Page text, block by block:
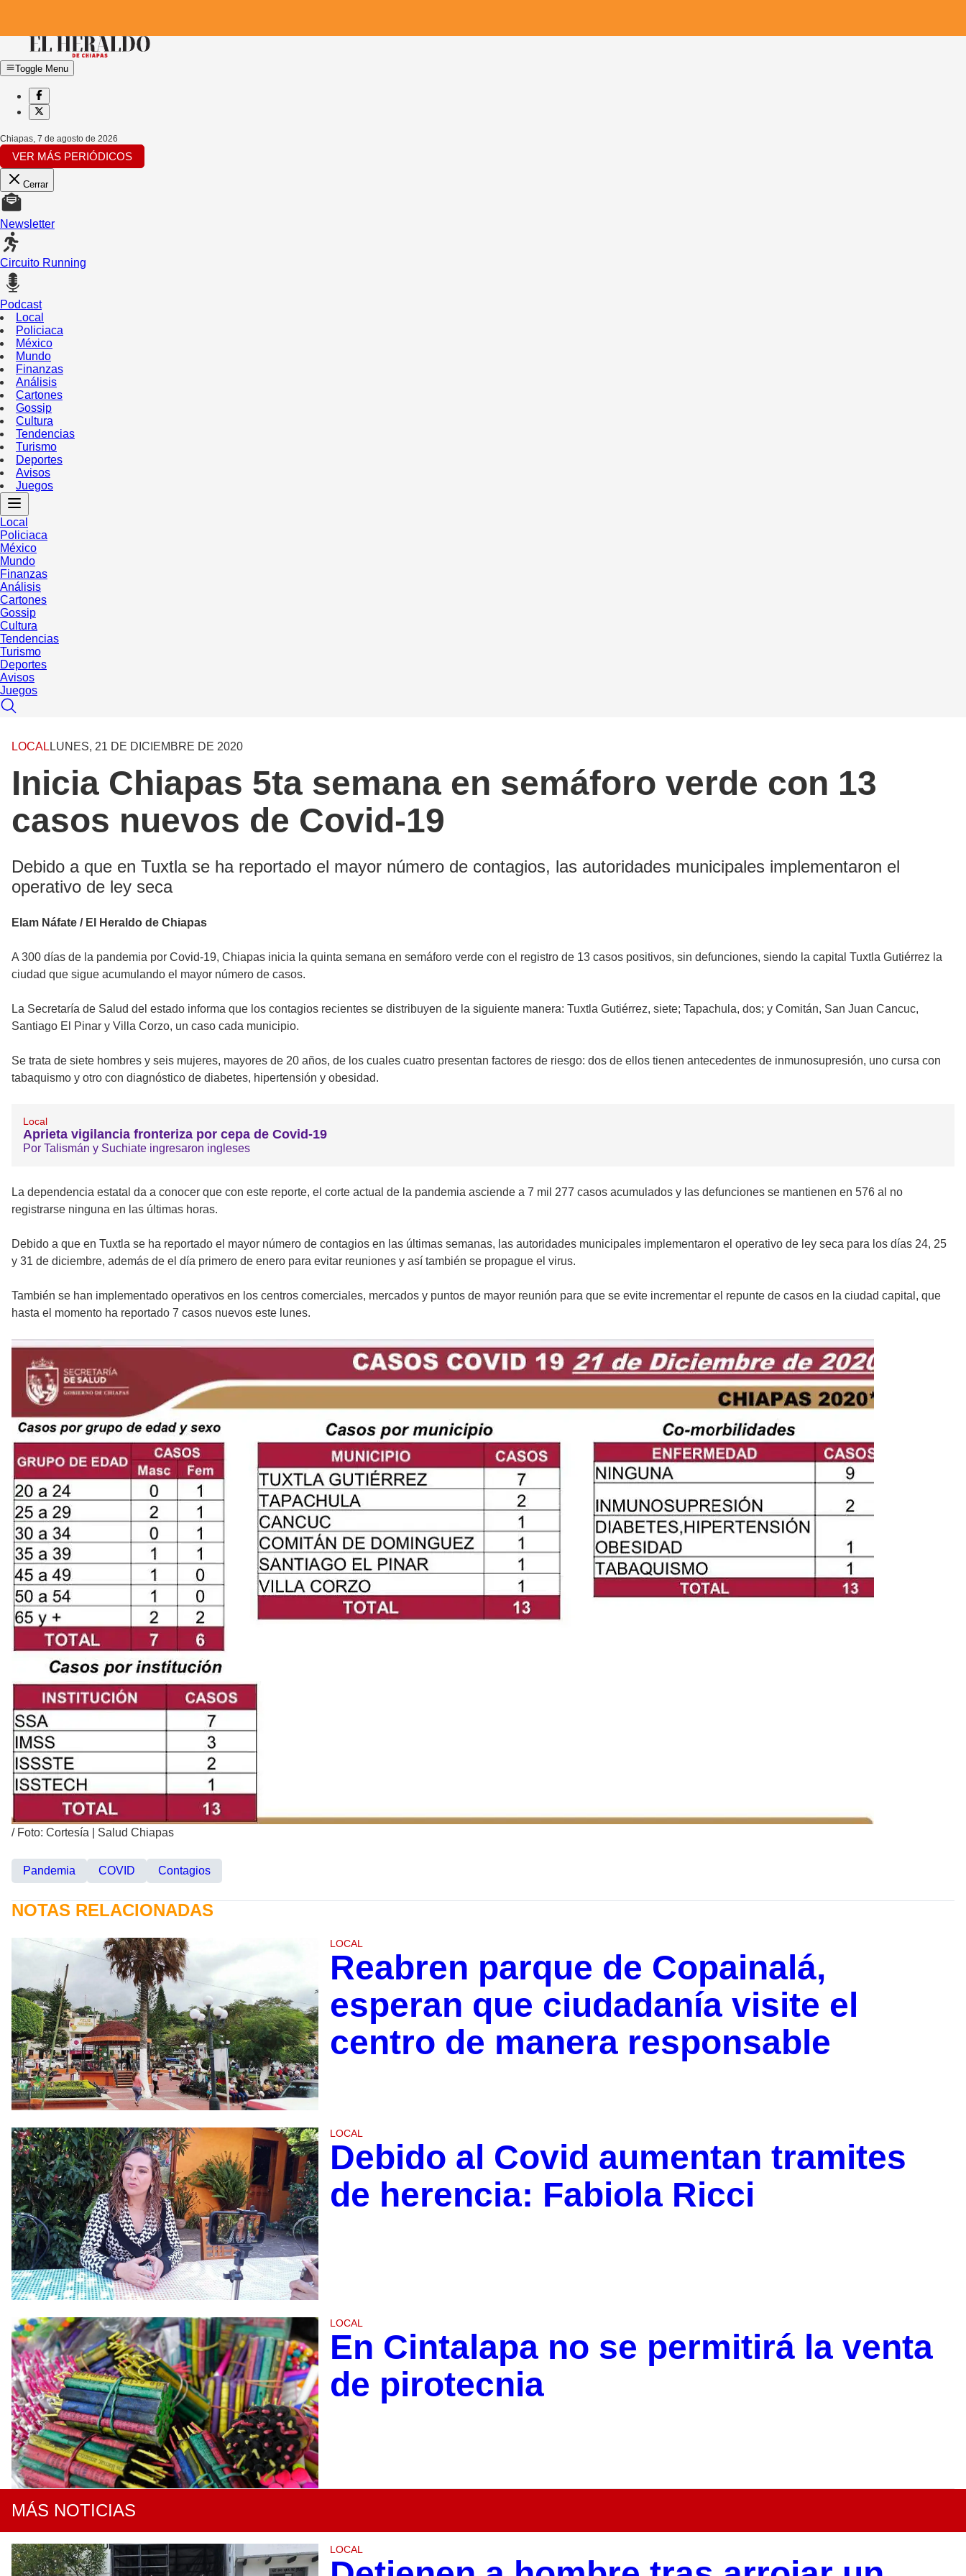
Toggle Menu
Chiapas, 7 de agosto de 2026
VER MÁS PERIÓDICOS
Cerrar
Newsletter
Circuito Running
Podcast
Local
Policiaca
México
Mundo
Finanzas
Análisis
Cartones
Gossip
Cultura
Tendencias
Turismo
Deportes
Avisos
Juegos
Local
Policiaca
México
Mundo
Finanzas
Análisis
Cartones
Gossip
Cultura
Tendencias
Turismo
Deportes
Avisos
Juegos
LOCAL LUNES, 21 DE DICIEMBRE DE 2020
Inicia Chiapas 5ta semana en semáforo verde con 13
casos nuevos de Covid-19
Debido a que en Tuxtla se ha reportado el mayor número de contagios, las autoridades municipales implementaron el
operativo de ley seca
Elam Náfate / El Heraldo de Chiapas
A 300 días de la pandemia por Covid-19, Chiapas inicia la quinta semana en semáforo verde con el registro de 13 casos positivos, sin defunciones, siendo la capital Tuxtla Gutiérrez la
ciudad que sigue acumulando el mayor número de casos.
La Secretaría de Salud del estado informa que los contagios recientes se distribuyen de la siguiente manera: Tuxtla Gutiérrez, siete; Tapachula, dos; y Comitán, San Juan Cancuc,
Santiago El Pinar y Villa Corzo, un caso cada municipio.
Se trata de siete hombres y seis mujeres, mayores de 20 años, de los cuales cuatro presentan factores de riesgo: dos de ellos tienen antecedentes de inmunosupresión, uno cursa con
tabaquismo y otro con diagnóstico de diabetes, hipertensión y obesidad.
Local
Aprieta vigilancia fronteriza por cepa de Covid-19
Por Talismán y Suchiate ingresaron ingleses
La dependencia estatal da a conocer que con este reporte, el corte actual de la pandemia asciende a 7 mil 277 casos acumulados y las defunciones se mantienen en 576 al no
registrarse ninguna en las últimas horas.
Debido a que en Tuxtla se ha reportado el mayor número de contagios en las últimas semanas, las autoridades municipales implementaron el operativo de ley seca para los días 24, 25
y 31 de diciembre, además de el día primero de enero para evitar reuniones y así también se propague el virus.
También se han implementado operativos en los centros comerciales, mercados y puntos de mayor reunión para que se evite incrementar el repunte de casos en la ciudad capital, que
hasta el momento ha reportado 7 casos nuevos este lunes.
/ Foto: Cortesía | Salud Chiapas
Pandemia COVID Contagios
NOTAS RELACIONADAS
LOCAL
Reabren parque de Copainalá,
esperan que ciudadanía visite el
centro de manera responsable
LOCAL
Debido al Covid aumentan tramites
de herencia: Fabiola Ricci
LOCAL
En Cintalapa no se permitirá la venta
de pirotecnia
MÁS NOTICIAS
LOCAL